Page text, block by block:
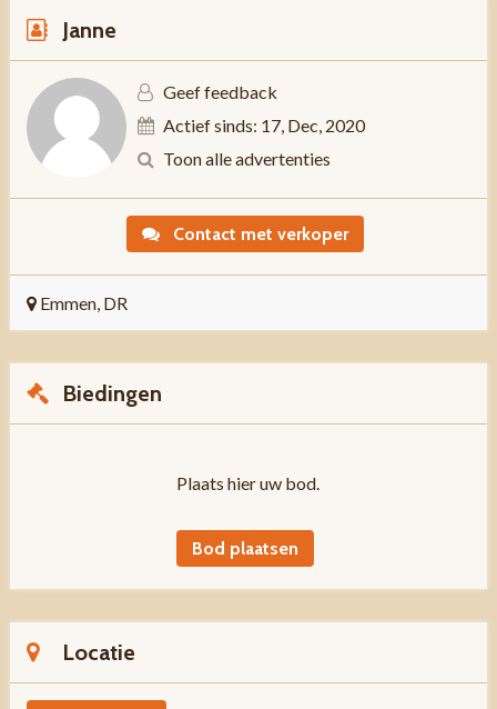
Janne
Geef feedback
Actief sinds: 17, Dec, 2020
Toon alle advertenties
Contact met verkoper
Emmen, DR
Biedingen
Plaats hier uw bod.
Bod plaatsen
Locatie